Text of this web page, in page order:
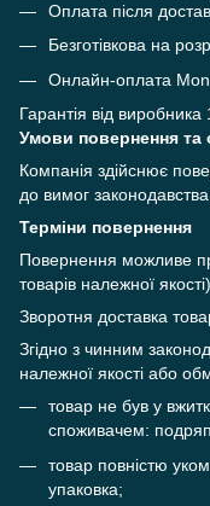
Оплата після
Безготівкова на
Онлайн-оплата
Гарантія від виробника
Умови повернення та
Компанія здійснює
до вимог законодавства.
Терміни повернення
Повернення можливе
товарів належної якості).
Зворотня доставка
Згідно з чинним
належної якості або
товар не був у
споживачем:
товар повністю
упаковка;